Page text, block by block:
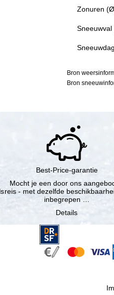
Zonuren
Sneeuwval
Bron
Bron
Best-Price-garantie
Mocht je een door ons
reis - met dezelfde
inbegrepen …
Details